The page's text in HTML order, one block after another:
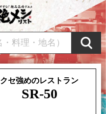
クセ強めのレストラン
SR-50